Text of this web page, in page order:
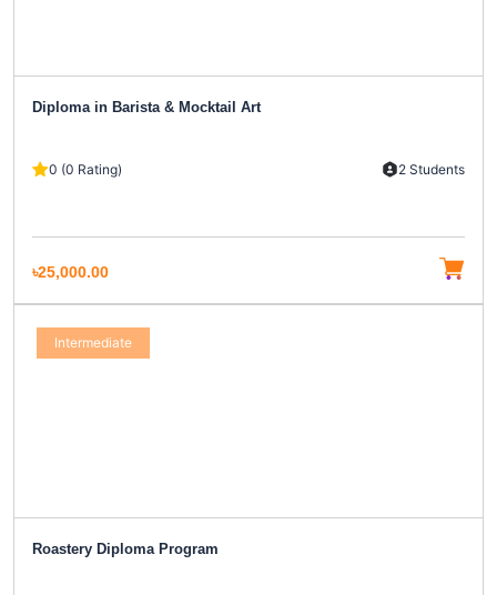
Diploma in Barista & Mocktail Art
0 (0 Rating) 2 Students
৳25,000.00
Intermediate
Roastery Diploma Program